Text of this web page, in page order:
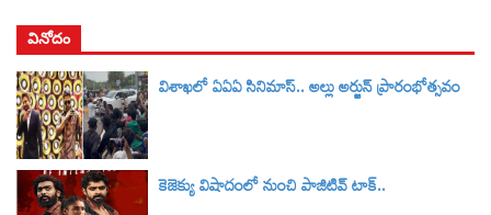
వినోదం
విశాఖలో ఏఏఏ సినిమాస్‌.. అల్లు అర్జున్‌ ప్రారంభోత్సవం
కెజెక్యు విషాదంలో నుంచి పాజిటివ్ టాక్..